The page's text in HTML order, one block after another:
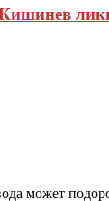
может